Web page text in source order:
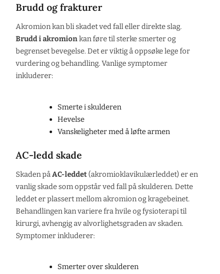
Brudd og frakturer
Akromion kan bli skadet ved fall eller direkte slag.
Brudd i akromionkan føre til sterke smerter og
begrenset bevegelse. Det er viktig å oppsøke lege for
vurdering og behandling. Vanlige symptomer
inkluderer:
Smerte i skulderen
Hevelse
Vanskeligheter med å løfte armen
AC-ledd skade
Skaden påAC-leddet(akromioklavikulærleddet) er en
vanlig skade som oppstår ved fall på skulderen. Dette
leddet er plassert mellom akromion og kragebeinet.
Behandlingen kan variere fra hvile og fysioterapi til
kirurgi, avhengig av alvorlighetsgraden av skaden.
Symptomer inkluderer:
Smerter over skulderen